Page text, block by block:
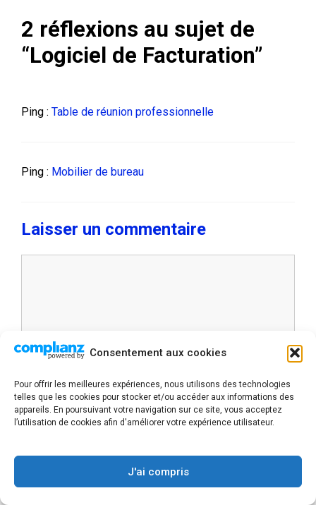
Consentement aux cookies
Pour offrir les meilleures expériences, nous utilisons des technologies
telles que les cookies pour stocker et/ou accéder aux informations des
appareils. En poursuivant votre navigation sur ce site, vous acceptez
l’utilisation de cookies afin d'améliorer votre expérience utilisateur.
J'ai compris
2 réflexions au sujet de
“Logiciel de Facturation”
Ping : Table de réunion professionnelle
Ping : Mobilier de bureau
Laisser un commentaire
Nom